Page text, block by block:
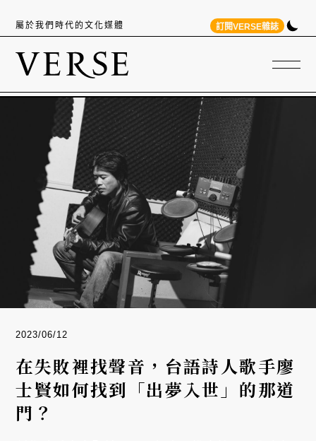
屬於我們時代的文化媒體 訂閱VERSE雜誌
2023/06/12
在失敗裡找聲音，台語詩人歌手廖
士賢如何找到「出夢入世」的那道
門？